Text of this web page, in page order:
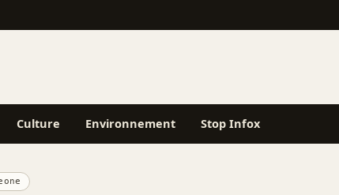
Culture Environnement Stop Infox